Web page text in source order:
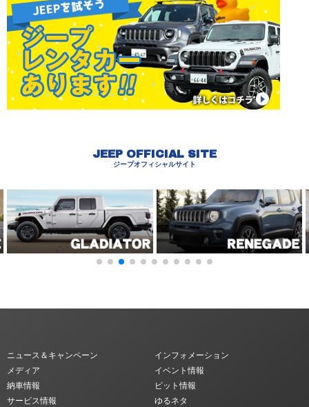
JEEP OFFICIAL SITE
ジープオフィシャルサイト
ニュース＆キャンペーン
インフォメーション
メディア
イベント情報
納車情報
ピット情報
サービス情報
ゆるネタ